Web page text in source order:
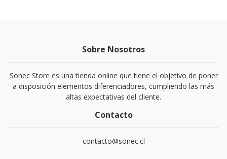
Sobre Nosotros
Sonec Store es una tienda online que tiene el objetivo de poner
a disposición elementos diferenciadores, cumpliendo las más
altas expectativas del cliente.
Contacto
contacto@sonec.cl